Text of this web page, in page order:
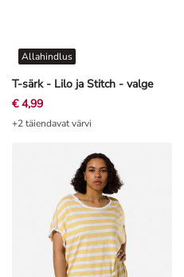
T-särk - Lilo ja Stitch - valge
€ 4,99
+2 täiendavat värvi